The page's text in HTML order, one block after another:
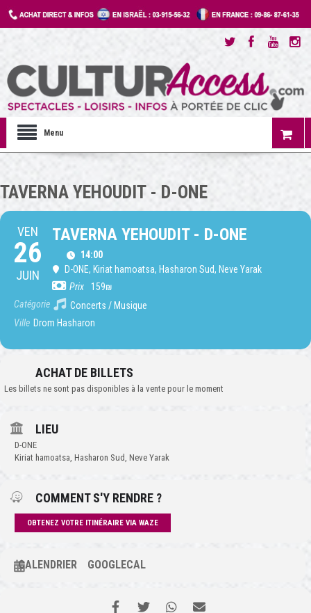
Menu
TAVERNA YEHOUDIT - D-ONE
VEN
26
JUIN
TAVERNA YEHOUDIT - D-ONE
14:00
D-ONE, Kiriat hamoatsa, Hasharon Sud, Neve Yarak
Prix
159₪
Catégorie
Concerts / Musique
Ville Drom Hasharon
ACHAT DE BILLETS
Les billets ne sont pas disponibles à la vente pour le moment
LIEU
D-ONE
Kiriat hamoatsa, Hasharon Sud, Neve Yarak
COMMENT S'Y RENDRE ?
OBTENEZ VOTRE ITINÉRAIRE VIA WAZE
CALENDRIER GOOGLECAL